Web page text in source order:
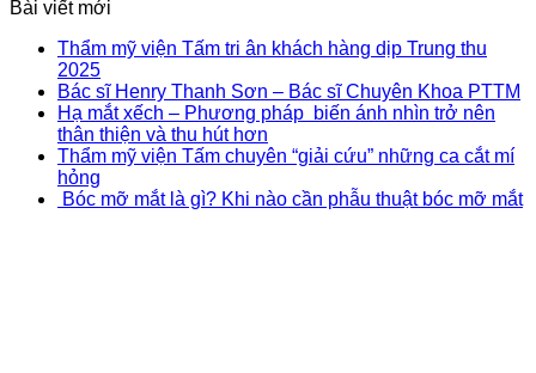
Bài viết mới
Thẩm mỹ viện Tấm tri ân khách hàng dịp Trung thu
2025
Bác sĩ Henry Thanh Sơn – Bác sĩ Chuyên Khoa PTTM
Hạ mắt xếch – Phương pháp biến ánh nhìn trở nên
thân thiện và thu hút hơn
Thẩm mỹ viện Tấm chuyên “giải cứu” những ca cắt mí
hỏng
Bóc mỡ mắt là gì? Khi nào cần phẫu thuật bóc mỡ mắt